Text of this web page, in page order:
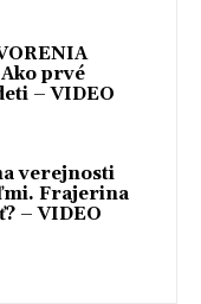
Ako prvé
– VIDEO
verejnosti
Frajerina
– VIDEO